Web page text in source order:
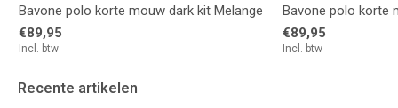
Bavone polo korte mouw dark kit Melange
€89,95
Incl. btw
Bavone polo korte
€89,95
Incl. btw
Recente artikelen